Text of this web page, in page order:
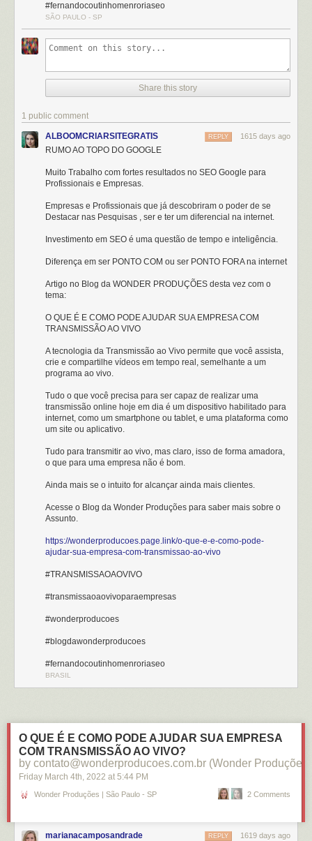
#fernandocoutinhomenroriaseo
SÃO PAULO - SP
Share this story
1 public comment
ALBOOMCRIARSITEGRATIS 1615 days ago
REPLY
RUMO AO TOPO DO GOOGLE
Muito Trabalho com fortes resultados no SEO Google para
Profissionais e Empresas.
Empresas e Profissionais que já descobriram o poder de se
Destacar nas Pesquisas , ser e ter um diferencial na internet.
Investimento em SEO é uma questão de tempo e inteligência.
Diferença em ser PONTO COM ou ser PONTO FORA na internet
Artigo no Blog da WONDER PRODUÇÕES desta vez com o
tema:
O QUE É E COMO PODE AJUDAR SUA EMPRESA COM
TRANSMISSÃO AO VIVO
A tecnologia da Transmissão ao Vivo permite que você assista,
crie e compartilhe vídeos em tempo real, semelhante a um
programa ao vivo.
Tudo o que você precisa para ser capaz de realizar uma
transmissão online hoje em dia é um dispositivo habilitado para
internet, como um smartphone ou tablet, e uma plataforma como
um site ou aplicativo.
Tudo para transmitir ao vivo, mas claro, isso de forma amadora,
o que para uma empresa não é bom.
Ainda mais se o intuito for alcançar ainda mais clientes.
Acesse o Blog da Wonder Produções para saber mais sobre o
Assunto.
https://wonderproducoes.page.link/o-que-e-e-como-pode-
ajudar-sua-empresa-com-transmissao-ao-vivo
#TRANSMISSAOAOVIVO
#transmissaoaovivoparaempresas
#wonderproducoes
#blogdawonderproducoes
#fernandocoutinhomenroriaseo
BRASIL
O QUE É E COMO PODE AJUDAR SUA EMPRESA
COM TRANSMISSÃO AO VIVO?
by contato@wonderproducoes.com.br (Wonder Produções)
Friday March 4th, 2022 at 5:44 PM
Wonder Produções | São Paulo - SP 2 Comments
marianacamposandrade 1619 days ago
REPLY